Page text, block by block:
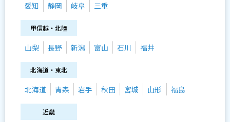
愛知 静岡 岐阜 三重
甲信越・北陸
山梨 長野 新潟 富山 石川 福井
北海道・東北
北海道 青森 岩手 秋田 宮城 山形 福島
近畿